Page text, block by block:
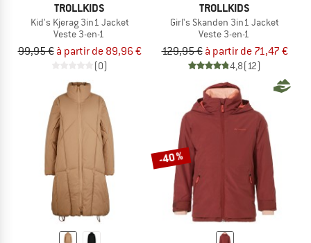
TROLLKIDS
Kid's Kjerag 3in1 Jacket
Veste 3-en-1
99,95 € à partir de 89,96 €
(0)
TROLLKIDS
Girl's Skanden 3in1 Jacket
Veste 3-en-1
129,95 € à partir de 71,47 €
4,8(12)
-40 %